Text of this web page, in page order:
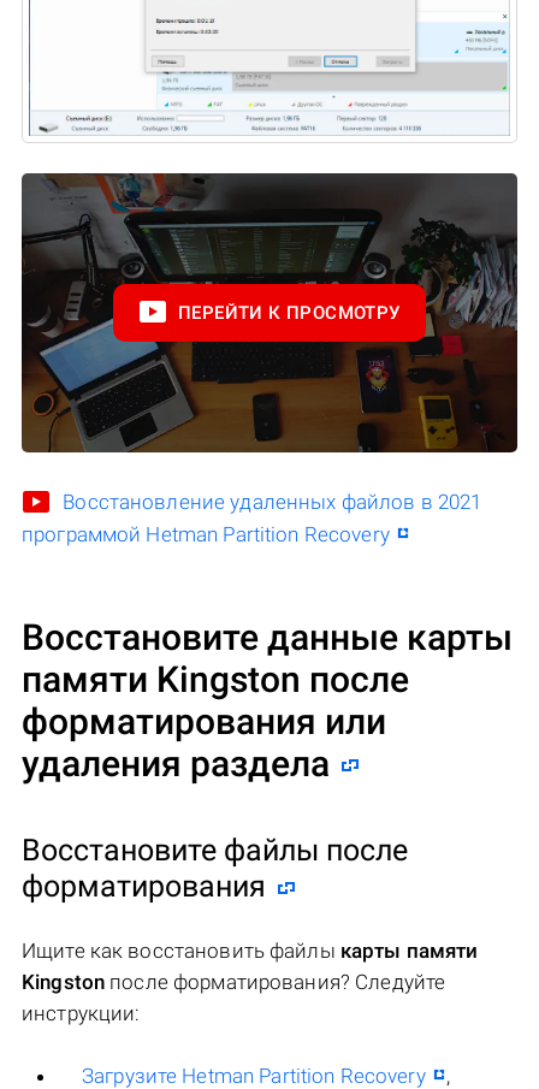
ПЕРЕЙТИ К ПРОСМОТРУ
Восстановление удаленных файлов в 2021
программой Hetman Partition Recovery
Восстановите данные карты
памяти Kingston после
форматирования или
удаления раздела
Восстановите файлы после
форматирования
Ищите как восстановить файлы карты памяти
Kingston после форматирования? Следуйте
инструкции:
Загрузите Hetman Partition Recovery
,